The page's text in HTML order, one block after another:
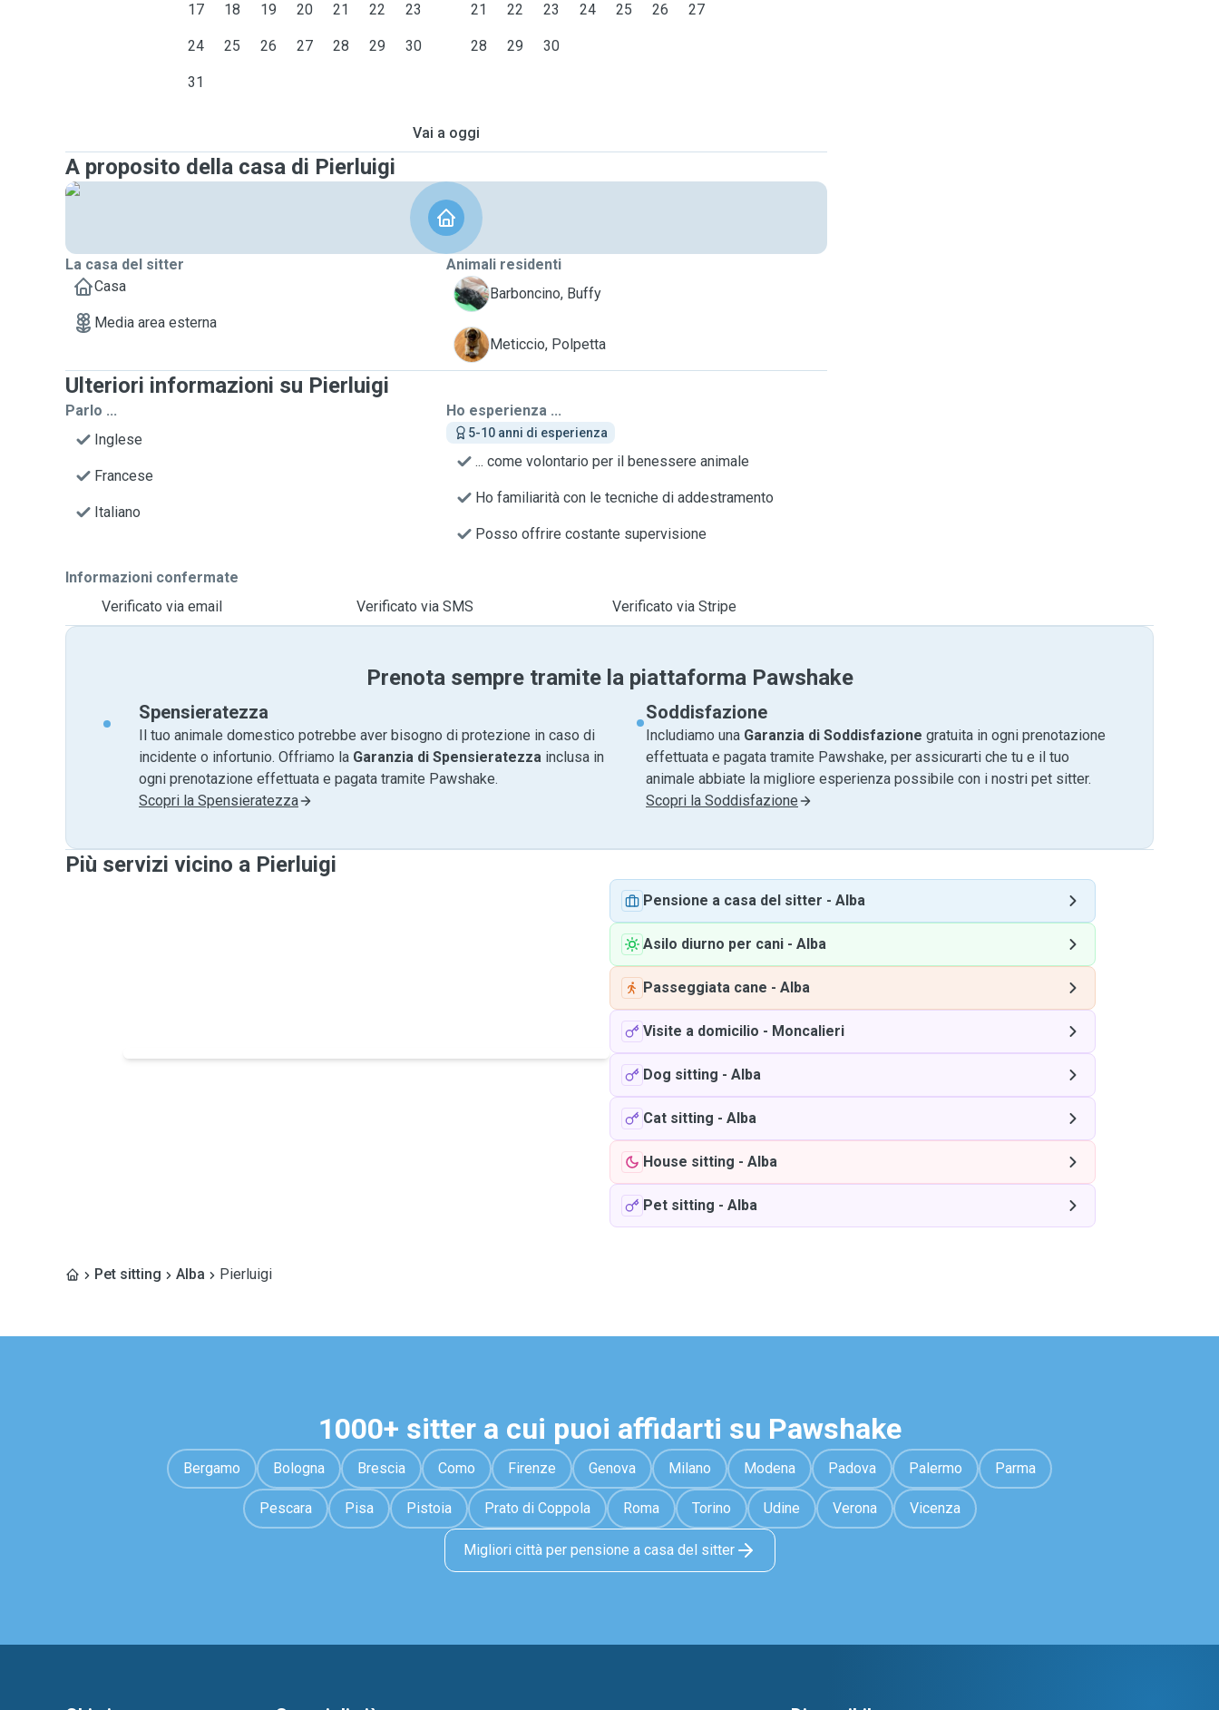
17 18 19 20 21 22 23
24 25 26 27 28 29 30
31
21 22 23 24 25 26 27
28 29 30
Vai a oggi
A proposito della casa di Pierluigi
La casa del sitter
Casa
Media area esterna
Animali residenti
B
Barboncino, Buffy
P Meticcio, Polpetta
Ulteriori informazioni su Pierluigi
Parlo ...
Inglese
Francese
Italiano
Ho esperienza ...
5-10 anni di esperienza
... come volontario per il benessere animale
Ho familiarità con le tecniche di addestramento
Posso offrire costante supervisione
Informazioni confermate
Verificato via email
Verificato via SMS Verificato via Stripe
Prenota sempre tramite la piattaforma Pawshake
Spensieratezza
Il tuo animale domestico potrebbe aver bisogno di protezione in caso di
incidente o infortunio. Offriamo la Garanzia di Spensieratezza inclusa in
ogni prenotazione effettuata e pagata tramite Pawshake.
Scopri la Spensieratezza
Soddisfazione
Includiamo una Garanzia di Soddisfazione gratuita in ogni prenotazione
effettuata e pagata tramite Pawshake, per assicurarti che tu e il tuo
animale abbiate la migliore esperienza possibile con i nostri pet sitter.
Scopri la Soddisfazione
Più servizi vicino a Pierluigi
Pensione a casa del sitter - Alba
Asilo diurno per cani - Alba
Passeggiata cane - Alba
Visite a domicilio - Moncalieri
Dog sitting - Alba
Cat sitting - Alba
House sitting - Alba
Pet sitting - Alba
Pet sitting Alba Pierluigi
1000+ sitter a cui puoi affidarti su Pawshake
Bergamo Bologna Brescia Como Firenze Genova Milano Modena Padova Palermo Parma
Pescara Pisa Pistoia Prato di Coppola Roma Torino Udine Verona Vicenza
Migliori città per pensione a casa del sitter